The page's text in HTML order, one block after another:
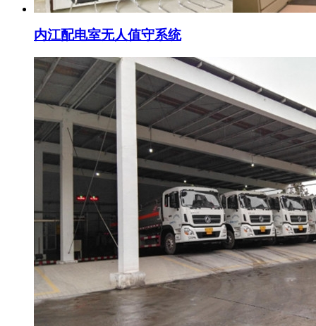
内江配电室无人值守系统